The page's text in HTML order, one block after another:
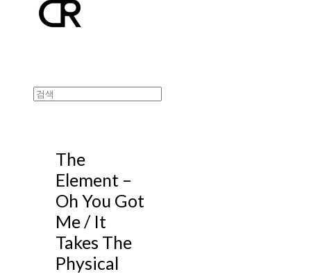
The
Element –
Oh You Got
Me / It
Takes The
Physical